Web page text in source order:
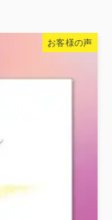
お客様の声